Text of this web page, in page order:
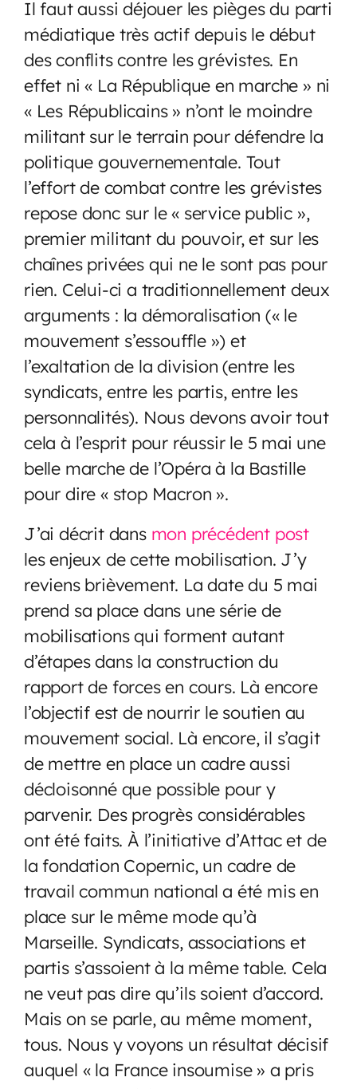
Il faut aussi déjouer les pièges du parti
médiatique très actif depuis le début
des conflits contre les grévistes. En
effet ni « La République en marche » ni
« Les Républicains » n’ont le moindre
militant sur le terrain pour défendre la
politique gouvernementale. Tout
l’effort de combat contre les grévistes
repose donc sur le « service public »,
premier militant du pouvoir, et sur les
chaînes privées qui ne le sont pas pour
rien. Celui-ci a traditionnellement deux
arguments : la démoralisation (« le
mouvement s’essouffle ») et
l’exaltation de la division (entre les
syndicats, entre les partis, entre les
personnalités). Nous devons avoir tout
cela à l’esprit pour réussir le 5 mai une
belle marche de l’Opéra à la Bastille
pour dire « stop Macron ».
J’ai décrit dans mon précédent post
les enjeux de cette mobilisation. J’y
reviens brièvement. La date du 5 mai
prend sa place dans une série de
mobilisations qui forment autant
d’étapes dans la construction du
rapport de forces en cours. Là encore
l’objectif est de nourrir le soutien au
mouvement social. Là encore, il s’agit
de mettre en place un cadre aussi
décloisonné que possible pour y
parvenir. Des progrès considérables
ont été faits. À l’initiative d’Attac et de
la fondation Copernic, un cadre de
travail commun national a été mis en
place sur le même mode qu’à
Marseille. Syndicats, associations et
partis s’assoient à la même table. Cela
ne veut pas dire qu’ils soient d’accord.
Mais on se parle, au même moment,
tous. Nous y voyons un résultat décisif
auquel « la France insoumise » a pris